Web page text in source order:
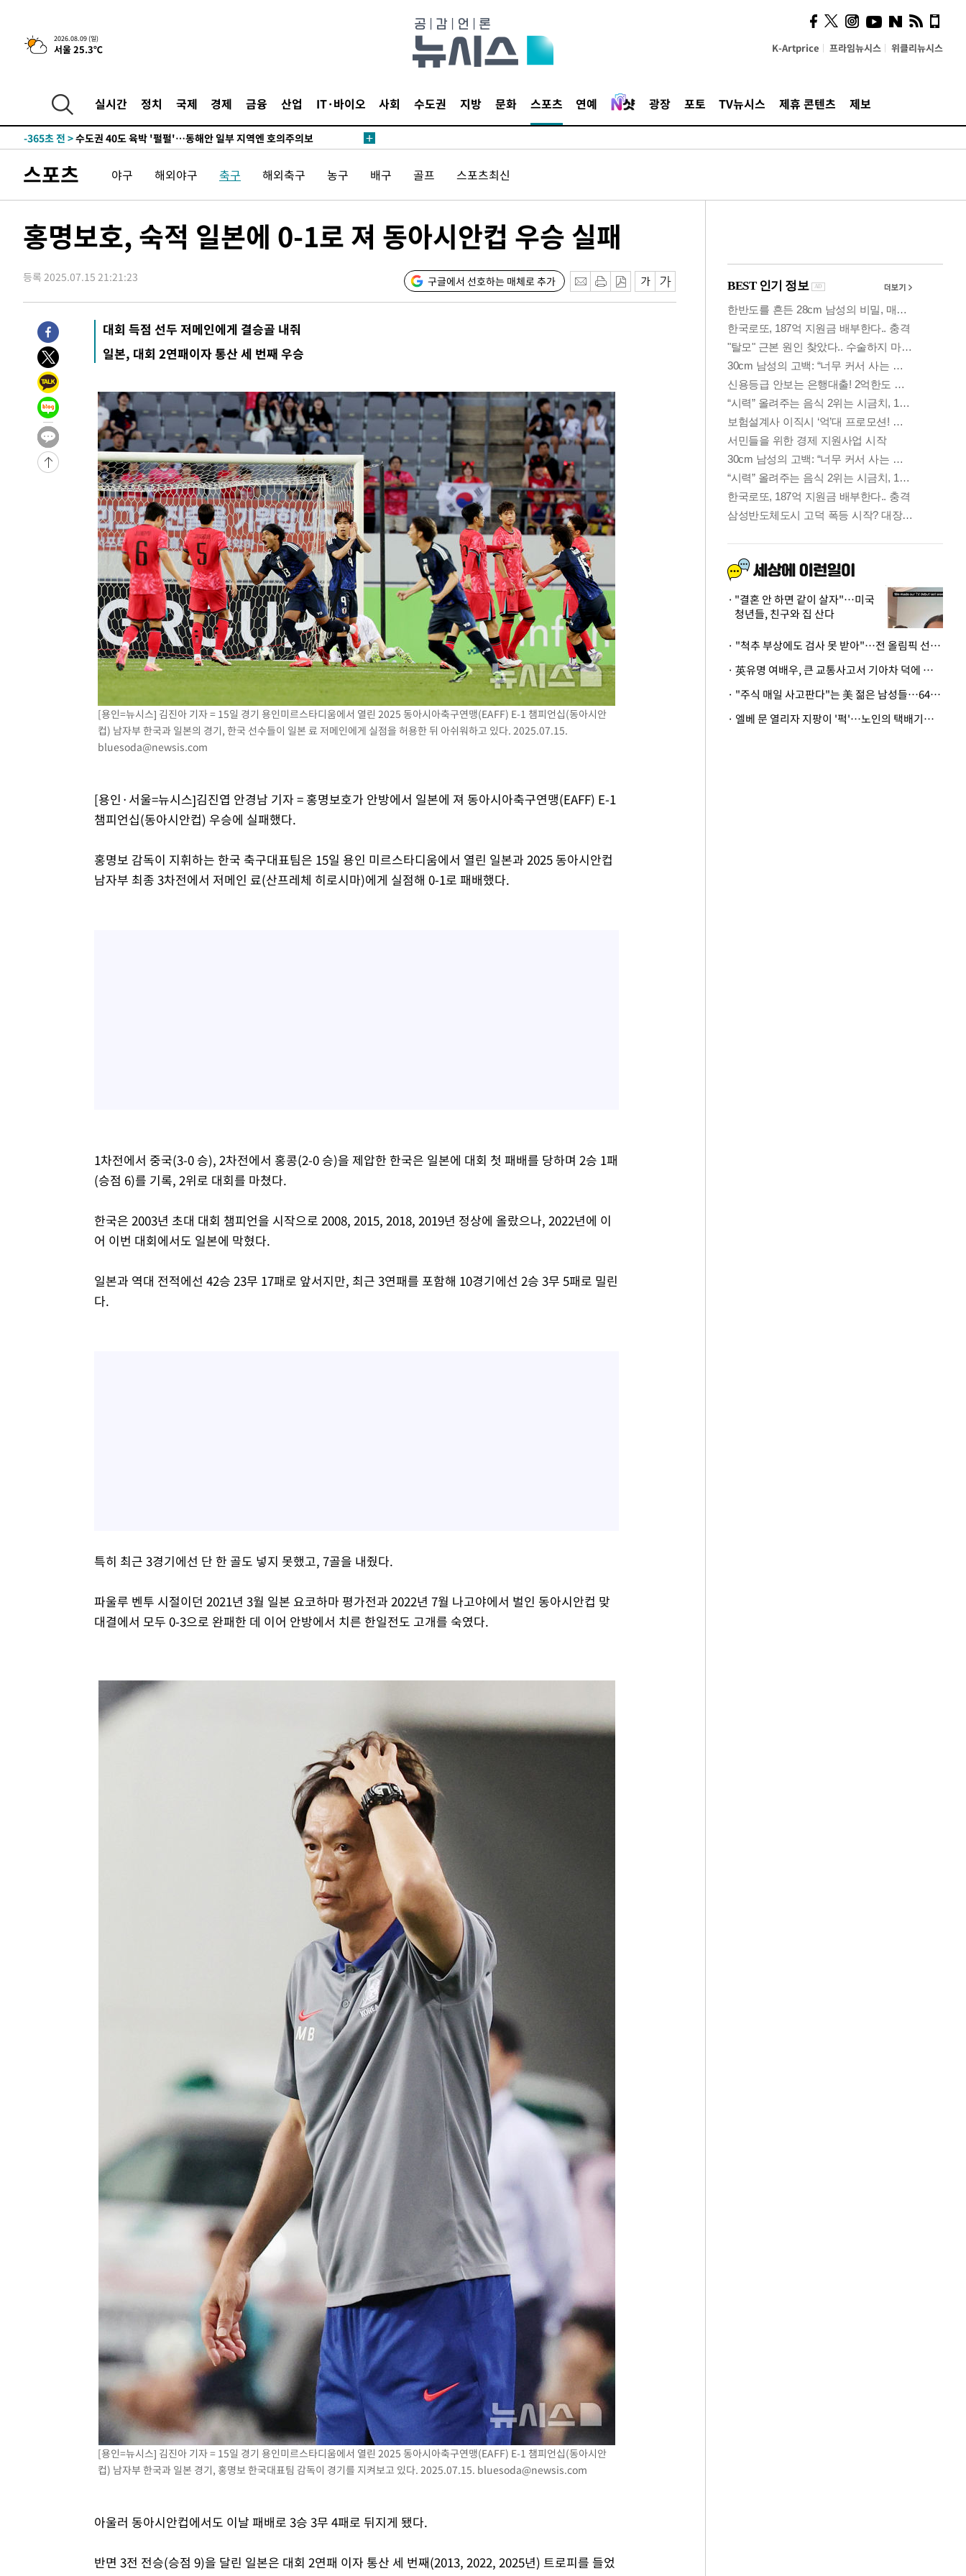
2026.08.09 (일)
서울 25.3℃ K-Artprice 프라임뉴시스 위클리뉴시스
실시간 정치 국제 경제 금융 산업 IT·바이오 사회 수도권 지방 문화 스포츠 연예 광장 포토 TV뉴시스 제휴 콘텐츠 제보
宋 10.17%
-7604초 전 >이강인 "아틀레티코 이적 기뻐…등번호 7번 의미보단 팀 위해 뛸 것"
-7539초 전 >[속보]與 당대표 경선, 제주·인천 권리당원 투표 김민석 승리
-583초 전 >
[속보]이강인 "감독님이 원하는 마음 느꼈고, 많은 트로피 원해 아틀레
티코 이적"
-365초 전 >
11분 전 >온열질환 사망자 3명 늘어…누적 환자 3000명 돌파
2시간 전 >백운산서 80년근 천종산삼 9뿌리 발견…감정가 1.3억원
3시간 전 >선재도서 해루질 나섰다 실종 60대, 닷새 만에 숨진 채 발견
4시간 전 >여수 오동도 해상서 모터보트 전복…1명 사망·1명 실종
날씨]
6시간 전 >축구협회 "압수수색·성접대 논란 사과…쇄신의 기회로 삼겠다"
6시간 전 >[속보]'압수수색·성접대 논란' 축구협회 "실망과 걱정 안겨드려 죄송"
9시간 전 >
'최고 37도' 폭염 지속…강원동해안 최대 150㎜ 비
11시간 전 >
[속보]뉴욕증시 상승 마감…S&P 0.6% 나스닥 1.3%↑
-17808초 전 >
이란 "호르무즈 재개방 합의 근접…美 배상 선행돼야"
-8855초 전 >
민수·김용 순
-8808초 전 >
[속보]김민석, 與 전대 당원투표 누적 득표율 45.42%로 1위… 정청
래 44.56%
-8090초 전 >
[속보]與 대표 경선 제주·인천 당원투표…金 47.75%·鄭 42.08%·
宋 10.17%
-7624초 전 >
이강인 "아틀레티코 이적 기뻐…등번호 7번 의미보단 팀 위해 뛸 것"
-7559초 전 >
[속보]與 당대표 경선, 제주·인천 권리당원 투표 김민석 승리
낮 최고 35도 '무더위'…동해안 시간당 30㎜ '강한 비'[내일날씨]
[속보]이강인 "감독님이 원하는 마음 느꼈고, 많은 트로피 원해 아틀레
수도권 40도 육박 '펄펄'…동해안 일부 지역엔 호의주의보
온열질환 사망자 3명 늘어…누적 환자 3000명 돌파
강릉에 시간당 81.4㎜ 물폭탄…도로 잠기고 담벼락 붕괴
백운산서 80년근 천종산삼 9뿌리 발견…감정가 1.3억원
선재도서 해루질 나섰다 실종 60대, 닷새 만에 숨진 채 발견
남자 농구, 나고야 아시안게임서 '홈팀' 일본과 한일전
여수 오동도 해상서 모터보트 전복…1명 사망·1명 실종
극한폭염 한풀 꺾이지만…'낮 최고 35도' 무더위, 열대야 계속[다음주
축구협회 "압수수색·성접대 논란 사과…쇄신의 기회로 삼겠다"
'최고 37도' 폭염 지속…강원동해안 최대 150㎜ 비
[속보]뉴욕증시 상승 마감…S&P 0.6% 나스닥 1.3%↑
스포츠 야구 해외야구 축구 해외축구 농구 배구 골프 스포츠최신
홍명보호, 숙적 일본에 0-1로 져 동아시안컵 우승 실패
등록 2025.07.15 21:21:23 구글에서 선호하는 매체로 추가
대회 득점 선두 저메인에게 결승골 내줘
일본, 대회 2연패이자 통산 세 번째 우승
[용인=뉴시스] 김진아 기자 = 15일 경기 용인미르스타디움에서 열린 2025 동아시아축구연맹(EAFF) E-1 챔피언십(동아시안
컵) 남자부 한국과 일본의 경기, 한국 선수들이 일본 료 저메인에게 실점을 허용한 뒤 아쉬워하고 있다. 2025.07.15.
bluesoda@newsis.com
[용인·서울=뉴시스]김진엽 안경남 기자 = 홍명보호가 안방에서 일본에 져 동아시아축구연맹(EAFF) E-1
챔피언십(동아시안컵) 우승에 실패했다.
홍명보 감독이 지휘하는 한국 축구대표팀은 15일 용인 미르스타디움에서 열린 일본과 2025 동아시안컵
남자부 최종 3차전에서 저메인 료(산프레체 히로시마)에게 실점해 0-1로 패배했다.
1차전에서 중국(3-0 승), 2차전에서 홍콩(2-0 승)을 제압한 한국은 일본에 대회 첫 패배를 당하며 2승 1패
(승점 6)를 기록, 2위로 대회를 마쳤다.
한국은 2003년 초대 대회 챔피언을 시작으로 2008, 2015, 2018, 2019년 정상에 올랐으나, 2022년에 이
어 이번 대회에서도 일본에 막혔다.
일본과 역대 전적에선 42승 23무 17패로 앞서지만, 최근 3연패를 포함해 10경기에선 2승 3무 5패로 밀린
다.
특히 최근 3경기에선 단 한 골도 넣지 못했고, 7골을 내줬다.
파울루 벤투 시절이던 2021년 3월 일본 요코하마 평가전과 2022년 7월 나고야에서 벌인 동아시안컵 맞
대결에서 모두 0-3으로 완패한 데 이어 안방에서 치른 한일전도 고개를 숙였다.
[용인=뉴시스] 김진아 기자 = 15일 경기 용인미르스타디움에서 열린 2025 동아시아축구연맹(EAFF) E-1 챔피언십(동아시안
컵) 남자부 한국과 일본 경기, 홍명보 한국대표팀 감독이 경기를 지켜보고 있다. 2025.07.15. bluesoda@newsis.com
아울러 동아시안컵에서도 이날 패배로 3승 3무 4패로 뒤지게 됐다.
반면 3전 전승(승점 9)을 달린 일본은 대회 2연패 이자 통산 세 번째(2013, 2022, 2025년) 트로피를 들었
사이 해답 찾았죠"…알을
깨고 나온 '초자아'
"결혼 안 하면 같이 살자"…미국
청년들, 친구와 집 산다
· "척추 부상에도 검사 못 받아"…전 올림픽 선수, 美봅슬레이협회 상대 소송
· 英유명 여배우, 큰 교통사고서 기아차 덕에 살았다
· "주식 매일 사고판다"는 美 젊은 남성들…64%가 "나는 인생의 패배자“
· 엘베 문 열리자 지팡이 '퍽'…노인의 택배기사 폭행 이유